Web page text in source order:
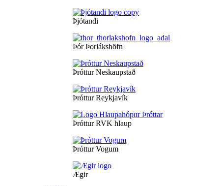
Þjótandi
Þór Þorlákshöfn
Þróttur Neskaupstað
Þróttur Reykjavík
Þróttur RVK hlaup
Þróttur Vogum
Ægir